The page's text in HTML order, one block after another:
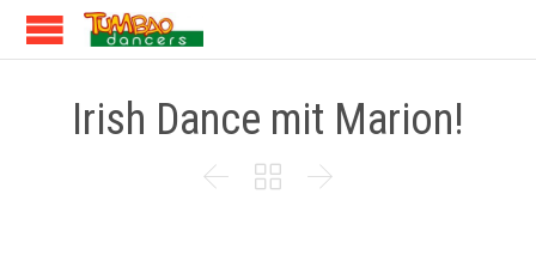
Irish Dance mit Marion!
  